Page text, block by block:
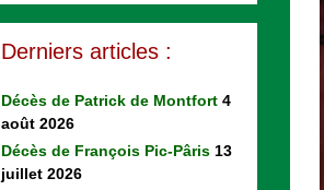
Derniers articles :
Décès de Patrick de Montfort 4
août 2026
Décès de François Pic-Pâris 13
juillet 2026